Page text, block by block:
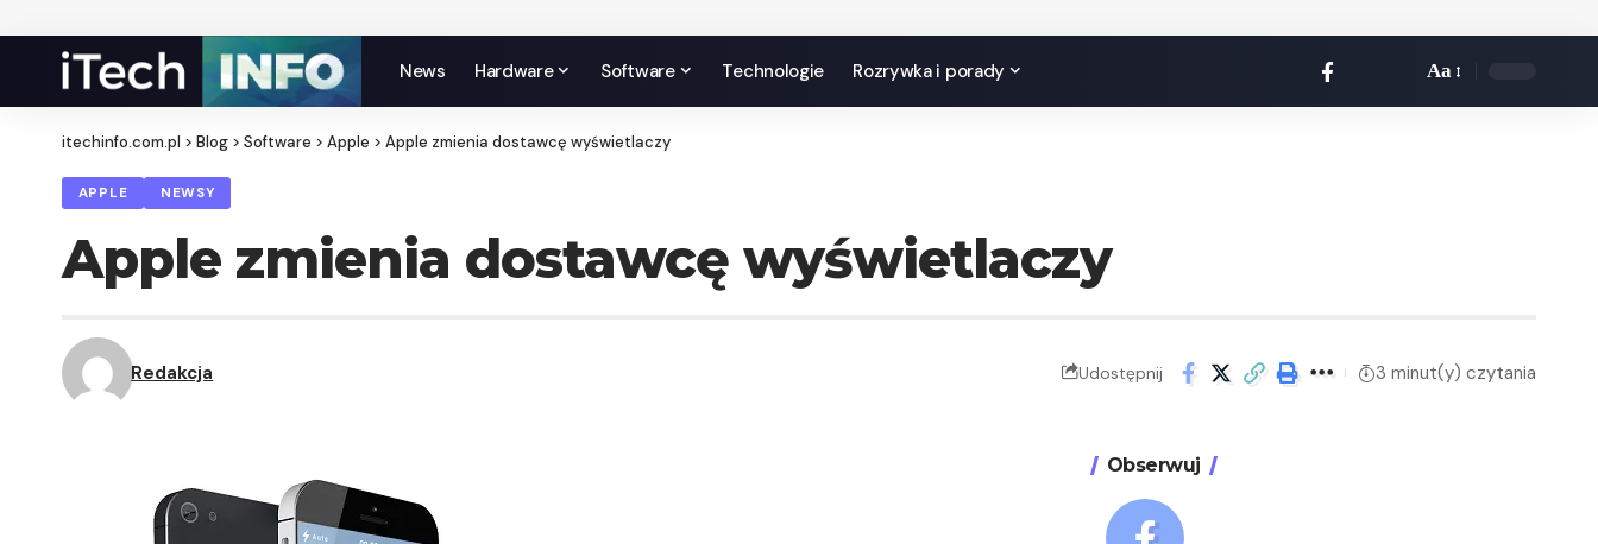
News Hardware Software Technologie Rozrywka i porady Aa
itechinfo.com.pl > Blog > Software > Apple > Apple zmienia dostawcę wyświetlaczy
APPLE NEWSY
Apple zmienia dostawcę wyświetlaczy
Redakcja Udostępnij 3 minut(y) czytania
Obserwuj